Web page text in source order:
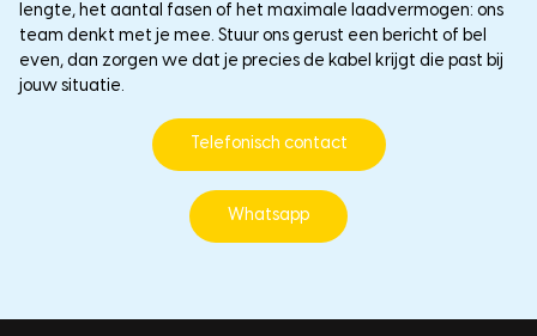
lengte, het aantal fasen of het maximale laadvermogen: ons
team denkt met je mee. Stuur ons gerust een bericht of bel
even, dan zorgen we dat je precies de kabel krijgt die past bij
jouw situatie.
Telefonisch contact
Whatsapp